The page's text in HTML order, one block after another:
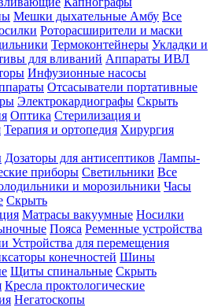
Мешки дыхательные Амбу Все
Роторасширители и маски
Термоконтейнеры Укладки и
для вливаний Аппараты ИВЛ
Инфузионные насосы
Отсасыватели портативные
Электрокардиографы Скрыть
Оптика Стерилизация и
Терапия и ортопедия Хирургия
Дозаторы для антисептиков Лампы-
приборы Светильники Все
и морозильники Часы
Скрыть
Матрасы вакуумные Носилки
Пояса Ременные устройства
Устройства для перемещения
конечностей Шины
Щиты спинальные Скрыть
Кресла проктологические
Негатоскопы